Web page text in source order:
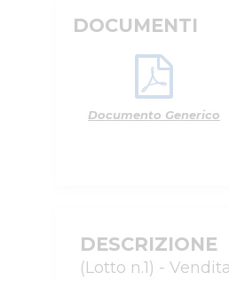
DOCUMENTI
Documento Generico
DESCRIZIONE
(Lotto n.1) -